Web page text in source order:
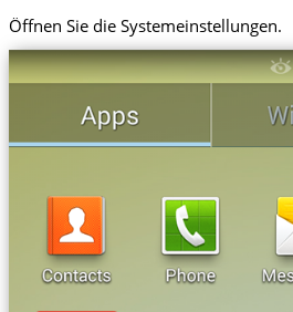
Öffnen Sie die Systemeinstellungen.